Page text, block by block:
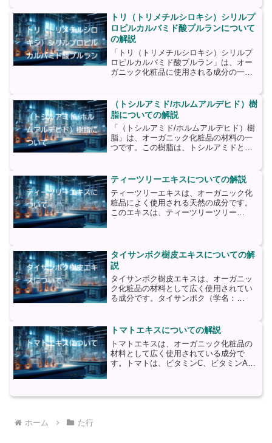
まれています。これ...
トリ（トリメチルシロキシ）シリルプ
ロピルカルバミド酸プルランについて
の解説
「トリ（トリメチルシロキシ）シリルプ
ロピルカルバミド酸プルラン」は、オー
ガニック化粧品に使用される成分の一つ
ルシロキシ）シリルプロピルカルバミド
酸というシリコン由来の化...
（トシルアミド/ホルムアルデヒド）樹
脂についての解説
「（トシルアミド/ホルムアルデヒド）樹
脂」は、オーガニック化粧品の材料の一
つです。この樹脂は、トシルアミドとホ
るために使用されます。トシルアミド
は、天然由来の成分であり...
ティーツリーエキスについての解説
ティーツリーエキスは、オーガニック化
粧品によく使用される天然の成分です。
このエキスは、ティーツリーツリー
統...
タイサンボク樹皮エキスについての解
説
タイサンボク樹皮エキスは、オーガニッ
ク化粧品の材料として広く使用されてい
る成分です。タイサンボク（学名：
されるエキスが化粧品に利用されま
す。...
トマトエキスについての解説
トマトエキスは、オーガニック化粧品の
材料として広く使用されている成分で
す。トマトは、ビタミンC、ビタミンA、
ホーム た行